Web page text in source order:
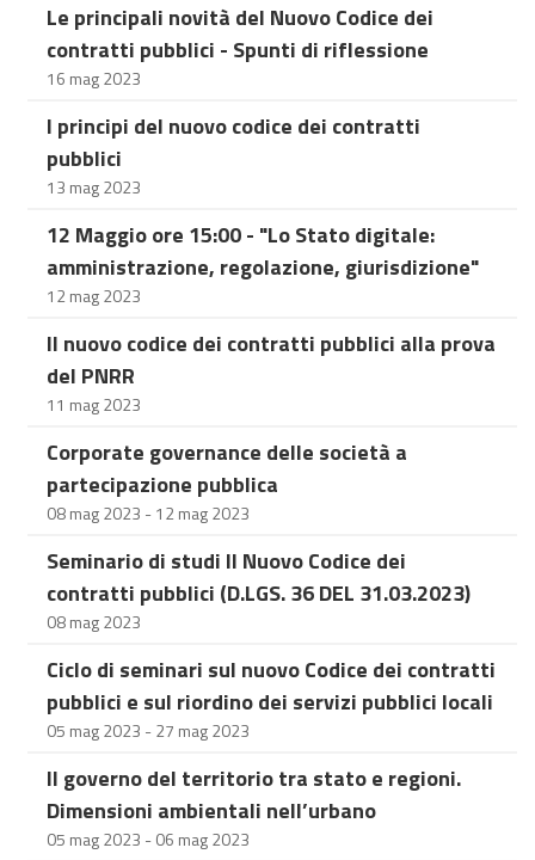
Le principali novità del Nuovo Codice dei
contratti pubblici - Spunti di riflessione
16 mag 2023
I principi del nuovo codice dei contratti
pubblici
13 mag 2023
12 Maggio ore 15:00 - "Lo Stato digitale:
amministrazione, regolazione, giurisdizione"
12 mag 2023
Il nuovo codice dei contratti pubblici alla prova
del PNRR
11 mag 2023
Corporate governance delle società a
partecipazione pubblica
08 mag 2023 - 12 mag 2023
Seminario di studi Il Nuovo Codice dei
contratti pubblici (D.LGS. 36 DEL 31.03.2023)
08 mag 2023
Ciclo di seminari sul nuovo Codice dei contratti
pubblici e sul riordino dei servizi pubblici locali
05 mag 2023 - 27 mag 2023
Il governo del territorio tra stato e regioni.
Dimensioni ambientali nell’urbano
05 mag 2023 - 06 mag 2023